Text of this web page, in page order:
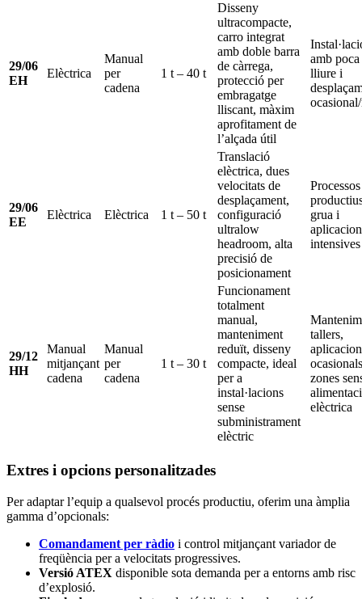
29/06
EH
Elèctrica
Manual
per
cadena
1 t – 40 t
Disseny
ultracompacte,
carro integrat
amb doble barra
de càrrega,
protecció per
embragatge
lliscant, màxim
aprofitament de
l’alçada útil
amb
lliure i
29/06
EE
Elèctrica Elèctrica 1 t – 50 t
Translació
elèctrica, dues
velocitats de
desplaçament,
configuració
ultralow
headroom, alta
precisió de
posicionament
Processos
grua i
intensives
29/12
HH
Manual
mitjançant
cadena
Manual
per
cadena
1 t – 30 t
Funcionament
totalment
manual,
manteniment
reduït, disseny
compacte, ideal
per a
instal·lacions
sense
subministrament
elèctric
tallers,
zones
elèctrica
Extres i opcions personalitzades
Per adaptar l’equip a qualsevol procés productiu, oferim una àmplia
gamma d’opcionals:
Comandament per ràdio i control mitjançant variador de
freqüència per a velocitats progressives.
Versió ATEX disponible sota demanda per a entorns amb risc
d’explosió.